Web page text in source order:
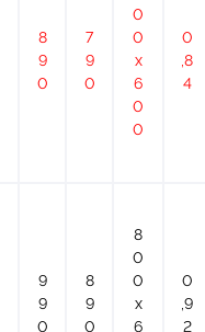
8
9
0
7
9
0
0
0
х
6
0
0
0
,8
4
9
9
0
8
9
0
8
0
0
х
6
0
,9
2